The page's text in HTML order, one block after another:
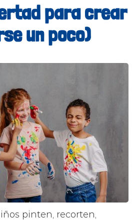
para crear
un poco)
pinten, recorten,